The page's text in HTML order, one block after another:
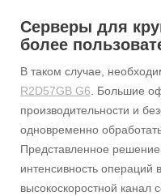
Серверы для
более
В таком случае,
R2D57GB G6. Большие
производительности и
одновременно
Представленное
интенсивность операций
высокоскоростной канал